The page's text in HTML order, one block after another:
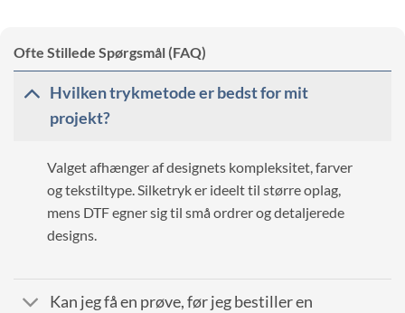
Ofte Stillede Spørgsmål (FAQ)
Hvilken trykmetode er bedst for mit
projekt?
Valget afhænger af designets kompleksitet, farver
og tekstiltype. Silketryk er ideelt til større oplag,
mens DTF egner sig til små ordrer og detaljerede
designs.
Kan jeg få en prøve, før jeg bestiller en